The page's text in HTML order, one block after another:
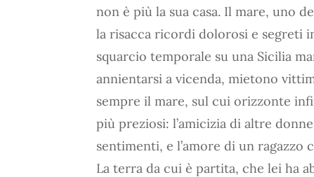
non è più la sua casa. Il mare, uno
la risacca ricordi dolorosi e segreti
squarcio temporale su una Sicilia
annientarsi a vicenda, mietono
sempre il mare, sul cui orizzonte
più preziosi: l’amicizia di altre
sentimenti, e l’amore di un ragazzo
La terra da cui è partita, che lei ha